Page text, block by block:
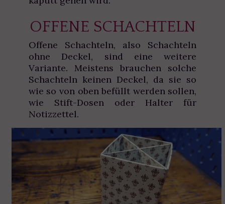
OFFENE SCHACHTELN
Offene Schachteln, also Schachteln
ohne Deckel, sind eine weitere
Variante. Meistens brauchen solche
Schachteln keinen Deckel, da sie so
wie so von oben befüllt werden sollen,
wie Stift-Dosen oder Halter für
Notizzettel.